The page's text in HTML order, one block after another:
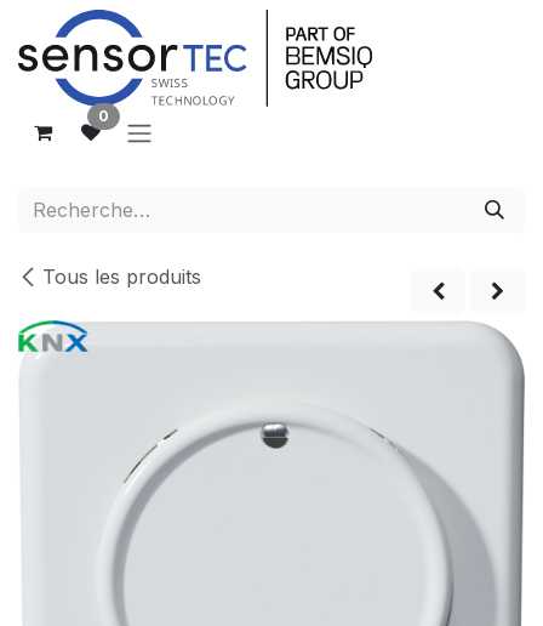
Se rendre au contenu
0
Tous les produits